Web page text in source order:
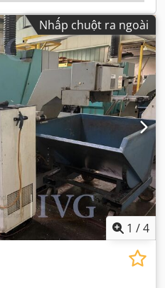
Nhấp chuột ra ngoài
1 /4